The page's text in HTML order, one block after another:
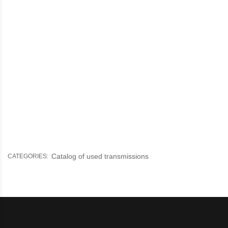
CATEGORIES: Catalog of used transmissions